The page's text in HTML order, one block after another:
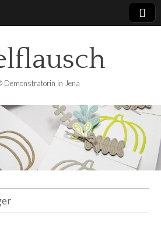
Demonstratorin in Jena